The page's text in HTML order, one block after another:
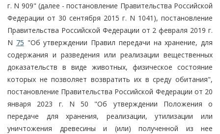
г. N 909" (далее - постановление Правительства Российской
Федерации от 30 сентября 2015 г. N 1041), постановление
Правительства Российской Федерации от 2 февраля 2019 г.
N 75 "Об утверждении Правил передачи на хранение, для
содержания и разведения или реализации вещественных
доказательств в виде животных, физическое состояние
которых не позволяет возвратить их в среду обитания",
постановление Правительства Российской Федерации от 20
января 2023 г. N 50 "Об утверждении Положения о
передаче для хранения, реализации, утилизации или
уничтожения древесины и (или) полученной из нее